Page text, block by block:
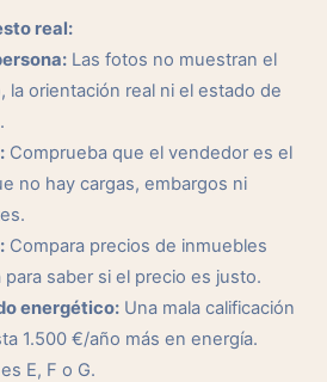
real:
Las fotos no muestran el
la orientación real ni el estado de
Comprueba que el vendedor es el
no hay cargas, embargos ni
Compara precios de inmuebles
para saber si el precio es justo.
energético: Una mala calificación
1.500 €/año más en energía.
E, F o G.